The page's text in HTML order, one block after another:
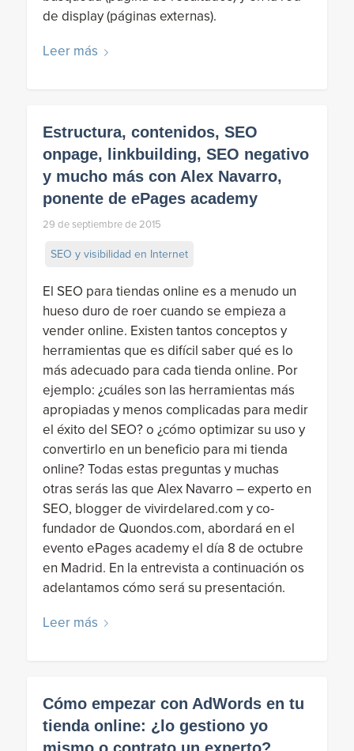
de display (páginas externas).
Leer más
Estructura, contenidos, SEO
onpage, linkbuilding, SEO negativo
y mucho más con Alex Navarro,
ponente de ePages academy
29 de septiembre de 2015
SEO y visibilidad en Internet
El SEO para tiendas online es a menudo un
hueso duro de roer cuando se empieza a
vender online. Existen tantos conceptos y
herramientas que es difícil saber qué es lo
más adecuado para cada tienda online. Por
ejemplo: ¿cuáles son las herramientas más
apropiadas y menos complicadas para medir
el éxito del SEO? o ¿cómo optimizar su uso y
convertirlo en un beneficio para mi tienda
online? Todas estas preguntas y muchas
otras serás las que Alex Navarro – experto en
SEO, blogger de vivirdelared.com y co-
fundador de Quondos.com, abordará en el
evento ePages academy el día 8 de octubre
en Madrid. En la entrevista a continuación os
adelantamos cómo será su presentación.
Leer más
Cómo empezar con AdWords en tu
tienda online: ¿lo gestiono yo